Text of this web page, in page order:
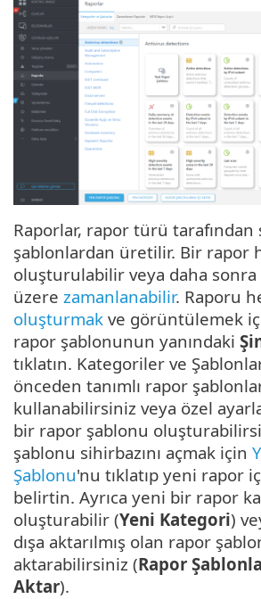
Raporlar, rapor türü tarafından
şablonlardan üretilir. Bir rapor
oluşturulabilir veya daha
üzere zamanlanabilir. Raporu
oluşturmak ve görüntülemek
rapor şablonunun yanındaki
tıklatın. Kategoriler ve
önceden tanımlı rapor
kullanabilirsiniz veya özel
bir rapor şablonu
şablonu sihirbazını açmak için
Şablonu'nu tıklatıp yeni rapor
belirtin. Ayrıca yeni bir rapor
oluşturabilir (Yeni Kategori)
dışa aktarılmış olan rapor
aktarabilirsiniz (Rapor
Aktar).